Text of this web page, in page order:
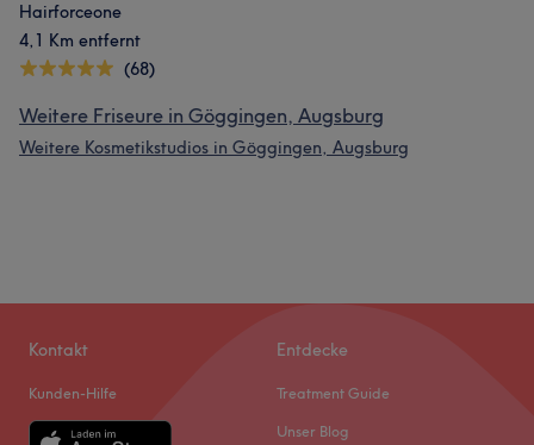
Hairforceone
4,1 Km entfernt
(68)
Weitere Friseure in Göggingen, Augsburg
Weitere Kosmetikstudios in Göggingen, Augsburg
Kontakt
Kunden-Hilfe
Entdecke
Treatment Guide
Unser Blog